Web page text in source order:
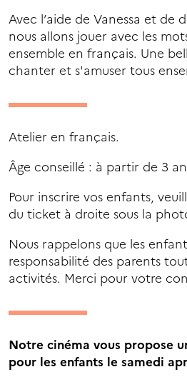
Avec l’aide de Vanessa et de
nous allons jouer avec les
ensemble en français. Une
chanter et s'amuser tous
Atelier en français.
Âge conseillé : à partir de 3
Pour inscrire vos enfants,
du ticket à droite sous la
Nous rappelons que les
responsabilité des parents
activités. Merci pour votre
Notre cinéma vous propose
pour les enfants le samedi